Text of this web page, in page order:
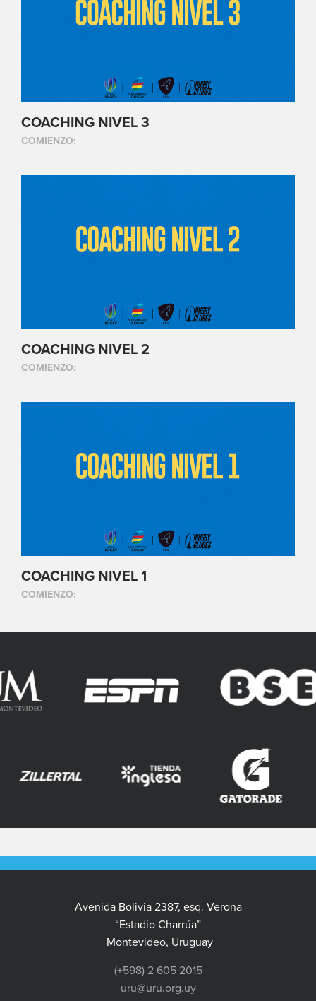
COACHING NIVEL 3
COMIENZO:
COACHING NIVEL 2
COMIENZO:
COACHING NIVEL 1
COMIENZO:
Avenida Bolivia 2387, esq. Verona
“Estadio Charrúa”
Montevideo, Uruguay
(+598) 2 605 2015
uru@uru.org.uy